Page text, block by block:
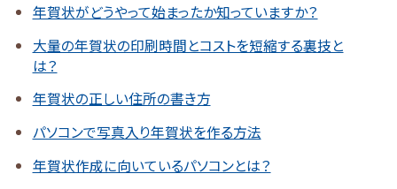
年賀状がどうやって始まったか知っていますか？
大量の年賀状の印刷時間とコストを短縮する裏技と
は？
年賀状の正しい住所の書き方
パソコンで写真入り年賀状を作る方法
年賀状作成に向いているパソコンとは？